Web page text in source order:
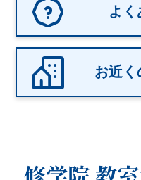
よく
お近く